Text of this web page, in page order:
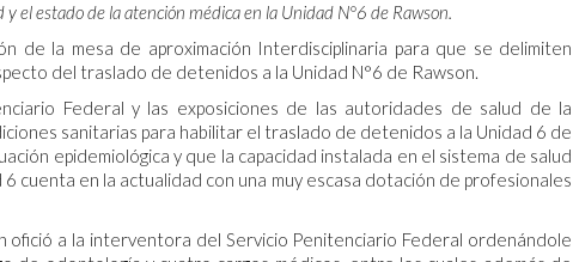
el estado de la atención médica en la Unidad N°6 de Rawson.
de la mesa de aproximación Interdisciplinaria para que se delimiten
del traslado de detenidos a la Unidad N°6 de Rawson.
Federal y las exposiciones de las autoridades de salud de la
sanitarias para habilitar el traslado de detenidos a la Unidad 6 de
epidemiológica y que la capacidad instalada en el sistema de salud
cuenta en la actualidad con una muy escasa dotación de profesionales
ofició a la interventora del Servicio Penitenciario Federal ordenándole